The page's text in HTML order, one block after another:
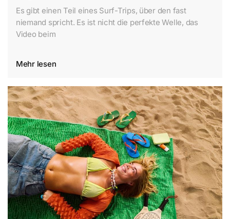
Es gibt einen Teil eines Surf-Trips, über den fast
niemand spricht. Es ist nicht die perfekte Welle, das
Video beim
Mehr lesen